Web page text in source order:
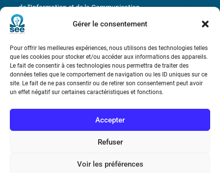
Gérer le consentement
Pour offrir les meilleures expériences, nous utilisons des technologies telles
que les cookies pour stocker et/ou accéder aux informations des appareils.
Le fait de consentir à ces technologies nous permettra de traiter des
données telles que le comportement de navigation ou les ID uniques sur ce
site. Le fait de ne pas consentir ou de retirer son consentement peut avoir
un effet négatif sur certaines caractéristiques et fonctions.
Accepter
Refuser
Voir les préférences
Bicentenaire des découvertes d’André-
Conditions Générales de Vente
de l’Information et de la Communication
17 rue de l’Amiral Hamelin 75116 Paris
Métro : « Boissière » Ligne 6 et « Iéna » Ligne 9
Téléphone : (+33) 1 56 90 37 17
N° de SIREN : 785 393 232, Code APE : 9412Z TVA intra-
communautaire : FR44 785 393 232